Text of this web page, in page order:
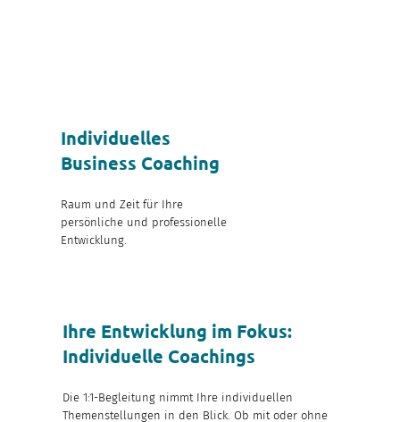
Individuelles
Business Coaching
Raum und Zeit für Ihre
persönliche und professionelle
Entwicklung.
Ihre Entwicklung im Fokus:
Individuelle Coachings
Die 1:1-Begleitung nimmt Ihre individuellen
Themenstellungen in den Blick. Ob mit oder ohne